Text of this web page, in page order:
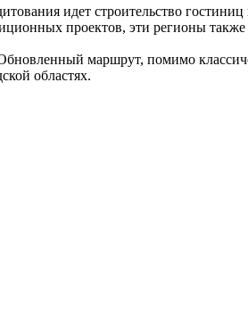
идет строительство
проектов, эти регионы
маршрут, помимо
областях.